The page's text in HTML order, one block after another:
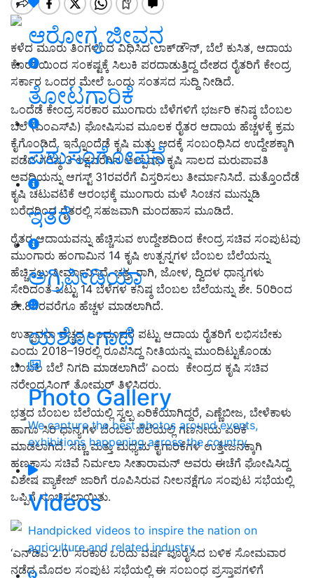
ಆರೋಗ್ಯ ಜೀವನ
ತೋಟಗಾರಿಕೆ
ಪಶುಸಂಗೋಪನೆ
ಇತರೆ
ಅಗ್ರಿಪೀಡಿಯಾ
ಯಶೋಗಾಥೆ
Photo Gallery
We capture the best photos around events,
exhibitions happening across the country
Videos
Handpicked videos to inspire the nation on
agriculture and related industry
ಕಳೆದ ಮೂರು ತಿಂಗಳಿಂದ ವಿಧಿಸಿದ ಲಾಕ್‌ಡೌನ್‌, ಬೆಲೆ ಕುಸಿತ, ಆದಾಯ
ಕೊರತೆಯಿಂದ ಸಂಕಷ್ಟಕ್ಕೆ ಸಿಲುಕಿ ಪರದಾಡುತ್ತಿದ್ದ ದೇಶದ ರೈತರಿಗೆ ಕೇಂದ್ರ
ಸರ್ಕಾರ ಒಂದರ ಮೇಲೆ ಒಂದು ಸಂತಸದ ಸುದ್ದಿ ನೀಡಿದೆ.
ಒಂದೆಡೆ ಕೇಂದ್ರ ಸರಕಾರ ಮುಂಗಾರು ಬೆಳೆಗಳಿಗೆ ಭರ್ಜರಿ ಕನಿಷ್ಠ ಬೆಂಬಲ
ಬೆಲೆ (ಎಂಎಸ್‌ಪಿ) ಘೋಷಿಸುವ ಮೂಲಕ ರೈತರ ಆದಾಯ ಹೆಚ್ಚಳಕ್ಕೆ ಕ್ರಮ
ಕೈಗೊಂಡಿದೆ. ಇನ್ನೊಂದೆಡೆ ಕೃಷಿ ಮತ್ತು ಅದಕ್ಕೆ ಸಂಬಂಧಿಸಿದ ಉದ್ದೇಶಕ್ಕಾಗಿ
ಪಡೆದ ಗರಿಷ್ಠ 3 ಲಕ್ಷವರೆಗಿನ ಅಲ್ಪಾವಧಿ ಕೃಷಿ ಸಾಲದ ಮರುಪಾವತಿ
ಅವಧಿಯನ್ನು ಆಗಸ್ಟ್‌ 31ರವರೆಗೆ ವಿಸ್ತರಿಸಲು ತೀರ್ಮಾನಿಸಿದೆ. ಮತ್ತೊಂದೆಡೆ
ಕೃಷಿ ಚಟುವಟಿಕೆ ಆರಂಭಕ್ಕೆ ಮುಂಗಾರು ಮಳೆ ಸಿಂಚನ ಮುನ್ನುಡಿ
ಬರೆದರಿಂದ ರೈತರಲ್ಲಿ ಸಹಜವಾಗಿ ಮಂದಹಾಸ ಮೂಡಿದೆ.
ರೈತರ ಆದಾಯವನ್ನು ಹೆಚ್ಚಿಸುವ ಉದ್ದೇಶದಿಂದ ಕೇಂದ್ರ ಸಚಿವ ಸಂಪುಟವು
ಮುಂಗಾರು ಹಂಗಾಮಿನ 14 ಕೃಷಿ ಉತ್ಪನ್ನಗಳ ಬೆಂಬಲ ಬೆಲೆಯನ್ನು
ಹೆಚ್ಚಿಸಲು ತೀರ್ಮಾನಿಸಿದೆ. ಭತ್ತ, ರಾಗಿ, ಜೋಳ, ದ್ವಿದಳ ಧಾನ್ಯಗಳು
ಸೇರಿದಂತೆ ಒಟ್ಟು 14 ಬೆಳೆಗಳ ಕನಿಷ್ಠ ಬೆಂಬಲ ಬೆಲೆಯನ್ನು ಶೇ. 50ರಿಂದ
ಶೇ.84ರವರೆಗೂ ಹೆಚ್ಚಳ ಮಾಡಲಾಗಿದೆ.
ಉತ್ಪಾದನಾ ವೆಚ್ಚದ ಒಂದೂವರೆ ಪಟ್ಟು ಆದಾಯ ರೈತರಿಗೆ ಲಭಿಸಬೇಕು
ಎಂದು 2018–19ರಲ್ಲಿ ರೂಪಿಸಿದ್ದ ನೀತಿಯನ್ನು ಮುಂದಿಟ್ಟುಕೊಂಡು
ಬೆಂಬಲ ಬೆಲೆ ನಿಗದಿ ಮಾಡಲಾಗಿದೆ’ ಎಂದು ಕೇಂದ್ರದ ಕೃಷಿ ಸಚಿವ
ನರೇಂದ್ರಸಿಂಗ್‌ ತೋಮರ್‌ ತಿಳಿಸಿದರು.
ಭತ್ತದ ಬೆಂಬಲ ಬೆಲೆಯಲ್ಲಿ ಸ್ವಲ್ಪ ಏರಿಕೆಯಾಗಿದ್ದರೆ, ಎಣ್ಣೆಬೀಜ, ಬೇಳೆಕಾಳು
ಹಾಗೂ ಸಿರಿ ಧಾನ್ಯಗಳ ಬೆಂಬಲ ಬೆಲೆಯಲ್ಲಿ ಗಣನೀಯ ಏರಿಕೆ
ಮಾಡಲಾಗಿದೆ. ಸಣ್ಣ ಮತ್ತು ಮಧ್ಯಮ ಕೈಗಾರಿಕೆಗಳ ಉತ್ತೇಜನಕ್ಕಾಗಿ
ಹಣಕಾಸು ಸಚಿವೆ ನಿರ್ಮಲಾ ಸೀತಾರಾಮನ್‌ ಅವರು ಈಚೆಗೆ ಘೋಷಿಸಿದ್ದ
ವಿಶೇಷ ಪ್ಯಾಕೇಜ್‌ ಜಾರಿಗೆ ರೂಪಿಸಿರುವ ನೀಲನಕ್ಷೆಗೂ ಸಂಪುಟ ಸಭೆಯಲ್ಲಿ
ಒಪ್ಪಿಗೆ ಸೂಚಿಸಲಾಯಿತು.
‘ಎನ್‌ಡಿಎ 2.0’ ಸರಕಾರ ಒಂದು ವರ್ಷ ಪೂರೈಸಿದ ಬಳಿಕ ಸೋಮವಾರ
ನಡೆದ ಮೊದಲ ಸಂಪುಟ ಸಭೆಯಲ್ಲಿ ಈ ಸಂಬಂಧ ಪ್ರಸ್ತಾಪಗಳಿಗೆ